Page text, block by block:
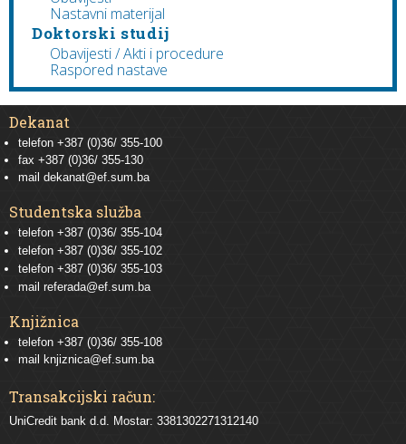
Nastavni materijal
Doktorski studij
Obavijesti / Akti i procedure
Raspored nastave
Dekanat
telefon +387 (0)36/ 355-100
fax +387 (0)36/ 355-130
mail dekanat@ef.sum.ba
Studentska služba
telefon +387 (0)36/ 355-104
telefon +387 (0)36/ 355-102
telefon +387 (0)36/ 355-103
mail referada@ef.sum.ba
Knjižnica
telefon +387 (0)36/ 355-108
mail
knjiznica@ef.sum.ba
Transakcijski račun:
UniCredit bank d.d. Mostar: 3381302271312140